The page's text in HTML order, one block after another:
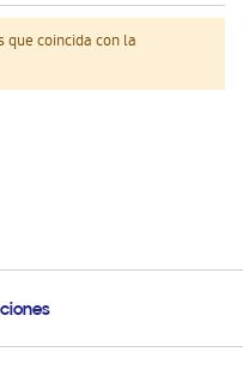
coincida con la